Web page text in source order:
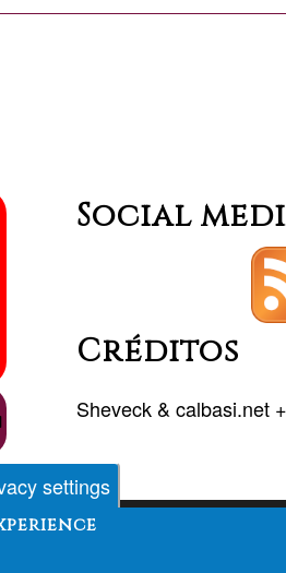
Social
Créditos
Sheveck&calbasi.net+
settings